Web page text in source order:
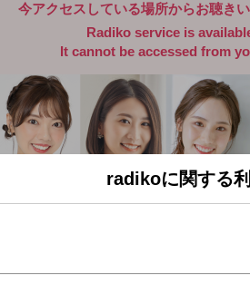
今アクセスしている場所からお聴き
Radiko service is
It cannot be accessed from
radikoに関する